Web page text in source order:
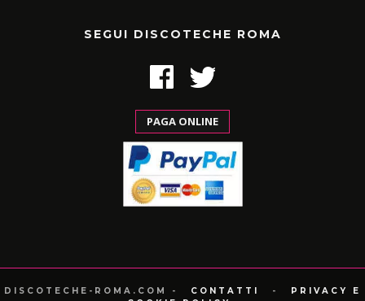
SEGUI DISCOTECHE ROMA
PAGA ONLINE
DISCOTECHE-ROMA.COM - CONTATTI -
PRIVACY E